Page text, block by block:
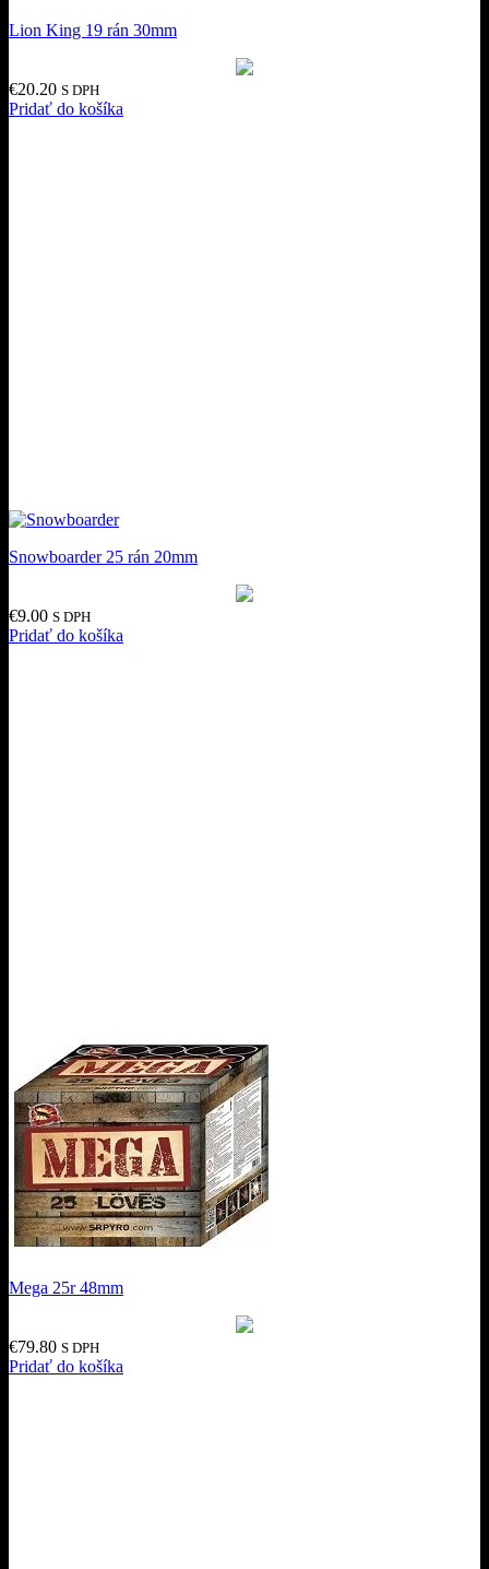
Lion King 19 rán 30mm
€20.20 S DPH
Pridať do košíka
Snowboarder 25 rán 20mm
€9.00 S DPH
Pridať do košíka
Mega 25r 48mm
€79.80 S DPH
Pridať do košíka